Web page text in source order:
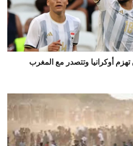
تهزم أوكرانيا وتتصدر مع المغرب